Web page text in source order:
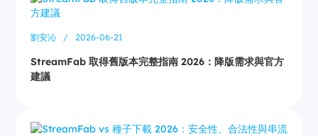
劉安沁 / 2026-06-21
StreamFab 取得舊版本完整指南 2026：降版需求與官方
建議